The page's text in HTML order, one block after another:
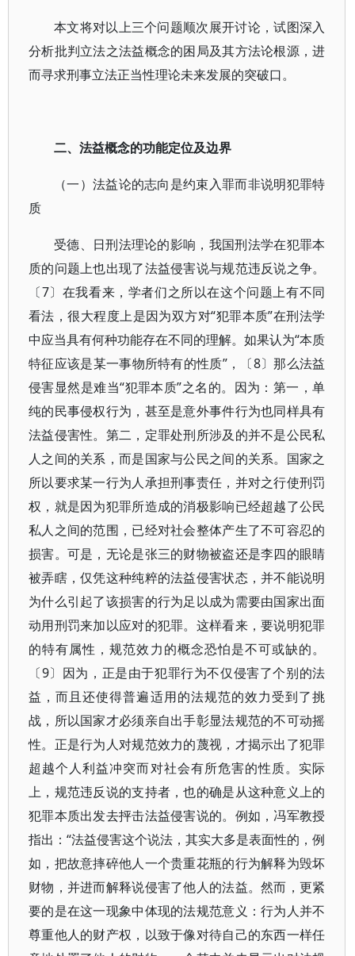
本文将对以上三个问题顺次展开讨论，试图深入
分析批判立法之法益概念的困局及其方法论根源，进
而寻求刑事立法正当性理论未来发展的突破口。
二、法益概念的功能定位及边界
（一）法益论的志向是约束入罪而非说明犯罪特
质
受德、日刑法理论的影响，我国刑法学在犯罪本
质的问题上也出现了法益侵害说与规范违反说之争。
〔7〕在我看来，学者们之所以在这个问题上有不同
看法，很大程度上是因为双方对“犯罪本质”在刑法学
中应当具有何种功能存在不同的理解。如果认为“本质
特征应该是某一事物所特有的性质”，〔8〕那么法益
侵害显然是难当“犯罪本质”之名的。因为：第一，单
纯的民事侵权行为，甚至是意外事件行为也同样具有
法益侵害性。第二，定罪处刑所涉及的并不是公民私
人之间的关系，而是国家与公民之间的关系。国家之
所以要求某一行为人承担刑事责任，并对之行使刑罚
权，就是因为犯罪所造成的消极影响已经超越了公民
私人之间的范围，已经对社会整体产生了不可容忍的
损害。可是，无论是张三的财物被盗还是李四的眼睛
被弄瞎，仅凭这种纯粹的法益侵害状态，并不能说明
为什么引起了该损害的行为足以成为需要由国家出面
动用刑罚来加以应对的犯罪。这样看来，要说明犯罪
的特有属性，规范效力的概念恐怕是不可或缺的。
〔9〕因为，正是由于犯罪行为不仅侵害了个别的法
益，而且还使得普遍适用的法规范的效力受到了挑
战，所以国家才必须亲自出手彰显法规范的不可动摇
性。正是行为人对规范效力的蔑视，才揭示出了犯罪
超越个人利益冲突而对社会有所危害的性质。实际
上，规范违反说的支持者，也的确是从这种意义上的
犯罪本质出发去抨击法益侵害说的。例如，冯军教授
指出：“法益侵害这个说法，其实大多是表面性的，例
如，把故意摔碎他人一个贵重花瓶的行为解释为毁坏
财物，并进而解释说侵害了他人的法益。然而，更紧
要的是在这一现象中体现的法规范意义：行为人并不
尊重他人的财产权，以致于像对待自己的东西一样任